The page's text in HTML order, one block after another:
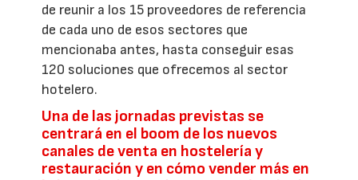
de reunir a los 15 proveedores de referencia
de cada uno de esos sectores que
mencionaba antes, hasta conseguir esas
120 soluciones que ofrecemos al sector
hotelero.
Una de las jornadas previstas se
centrará en el boom de los nuevos
canales de venta en hostelería y
restauración y en cómo vender más en